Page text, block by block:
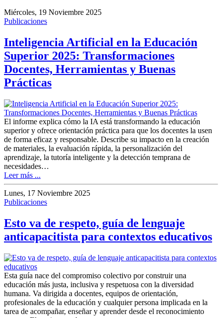
Miércoles, 19 Noviembre 2025
Publicaciones
Inteligencia Artificial en la Educación
Superior 2025: Transformaciones
Docentes, Herramientas y Buenas
Prácticas
El informe explica cómo la IA está transformando la educación
superior y ofrece orientación práctica para que los docentes la usen
de forma eficaz y responsable. Describe su impacto en la creación
de materiales, la evaluación rápida, la personalización del
aprendizaje, la tutoría inteligente y la detección temprana de
necesidades…
Leer más ...
Lunes, 17 Noviembre 2025
Publicaciones
Esto va de respeto, guía de lenguaje
anticapacitista para contextos educativos
Esta guía nace del compromiso colectivo por construir una
educación más justa, inclusiva y respetuosa con la diversidad
humana. Va dirigida a docentes, equipos de orientación,
profesionales de la educación y cualquier persona implicada en la
tarea de acompañar, enseñar y aprender desde el reconocimiento